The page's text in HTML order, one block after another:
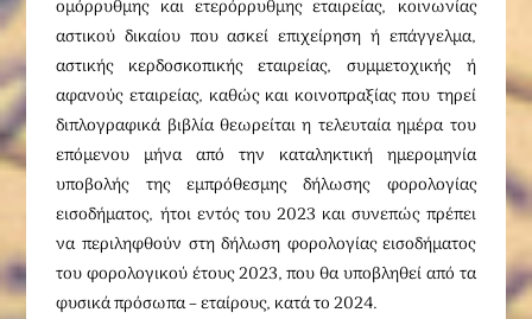
ομόρρυθμης και ετερόρρυθμης εταιρείας, κοινωνίας
αστικού δικαίου που ασκεί επιχείρηση ή επάγγελμα,
αστικής κερδοσκοπικής εταιρείας, συμμετοχικής ή
αφανούς εταιρείας, καθώς και κοινοπραξίας που τηρεί
διπλογραφικά βιβλία θεωρείται η τελευταία ημέρα του
επόμενου μήνα από την καταληκτική ημερομηνία
υποβολής της εμπρόθεσμης δήλωσης φορολογίας
εισοδήματος, ήτοι εντός του 2023 και συνεπώς πρέπει
να περιληφθούν στη δήλωση φορολογίας εισοδήματος
του φορολογικού έτους 2023, που θα υποβληθεί από τα
φυσικά πρόσωπα – εταίρους, κατά το 2024.